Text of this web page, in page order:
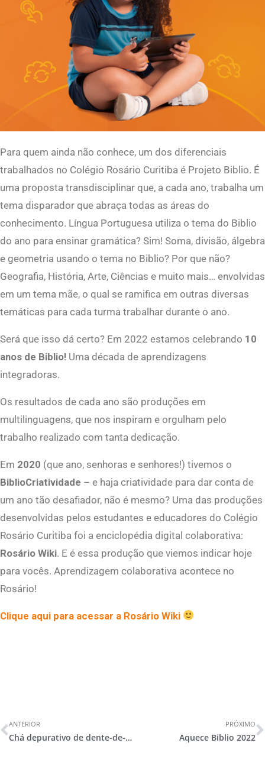
Para quem ainda não conhece, um dos diferenciais
trabalhados no Colégio Rosário Curitiba é Projeto Biblio. É
uma proposta transdisciplinar que, a cada ano, trabalha um
tema disparador que abraça todas as áreas do
conhecimento. Língua Portuguesa utiliza o tema do Biblio
do ano para ensinar gramática? Sim! Soma, divisão, álgebra
e geometria usando o tema no Biblio? Por que não?
Geografia, História, Arte, Ciências e muito mais… envolvidas
em um tema mãe, o qual se ramifica em outras diversas
temáticas para cada turma trabalhar durante o ano.
Será que isso dá certo? Em 2022 estamos celebrando 10
anos de Biblio! Uma década de aprendizagens
integradoras.
Os resultados de cada ano são produções em
multilinguagens, que nos inspiram e orgulham pelo
trabalho realizado com tanta dedicação.
Em 2020 (que ano, senhoras e senhores!) tivemos o
BiblioCriatividade – e haja criatividade para dar conta de
um ano tão desafiador, não é mesmo? Uma das produções
desenvolvidas pelos estudantes e educadores do Colégio
Rosário Curitiba foi a enciclopédia digital colaborativa:
Rosário Wiki. E é essa produção que viemos indicar hoje
para vocês. Aprendizagem colaborativa acontece no
Rosário!
Clique aqui para acessar a Rosário Wiki
ANTERIOR
Chá depurativo de dente-de-leão
PRÓXIMO
Aquece Biblio 2022